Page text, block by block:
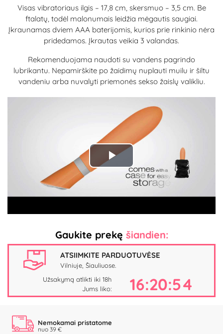
Visas vibratoriaus ilgis – 17,8 cm, skersmuo – 3,5 cm. Be
ftalatų, todėl malonumais leidžia mėgautis saugiai.
Įkraunamas dviem AAA baterijomis, kurios prie rinkinio nėra
pridedamos. Įkrautas veikia 3 valandas.
Rekomenduojama naudoti su vandens pagrindo
lubrikantu. Nepamirškite po žaidimų nuplauti muilu ir šiltu
vandeniu arba nuvalyti priemonės sekso žaislų valikliu.
Play
Video
Gaukite prekę šiandien:
ATSIIMKITE PARDUOTUVĖSE
Vilniuje, Šiauliuose.
Užsakymą atlikti iki 18h
Jums liko:
16:20:53
Nemokamai pristatome
nuo 39 €